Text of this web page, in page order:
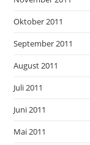
Oktober 2011
September 2011
August 2011
Juli 2011
Juni 2011
Mai 2011